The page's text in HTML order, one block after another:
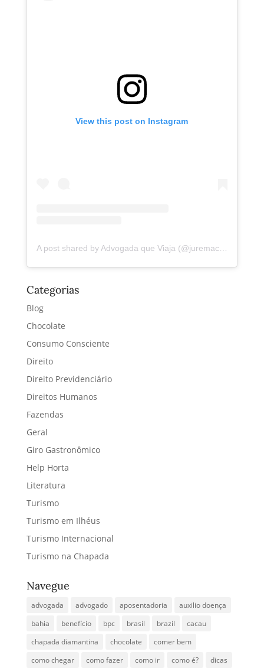
View this post on Instagram
A post shared by Advogada que Viaja (@juremacintra)
Categorias
Blog
Chocolate
Consumo Consciente
Direito
Direito Previdenciário
Direitos Humanos
Fazendas
Geral
Giro Gastronômico
Help Horta
Literatura
Turismo
Turismo em Ilhéus
Turismo Internacional
Turismo na Chapada
Navegue
advogada advogado aposentadoria
auxilio doença
bahia
benefício bpc brasil brazil
cacau
chapada diamantina
chocolate
comer bem
como chegar
como fazer como ir como é? dicas